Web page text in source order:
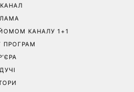
«Це був сюрприз»: Соломія
Вітвіцька розповіла, як
дізналася про вагітність та
якою була реакція чоловіка